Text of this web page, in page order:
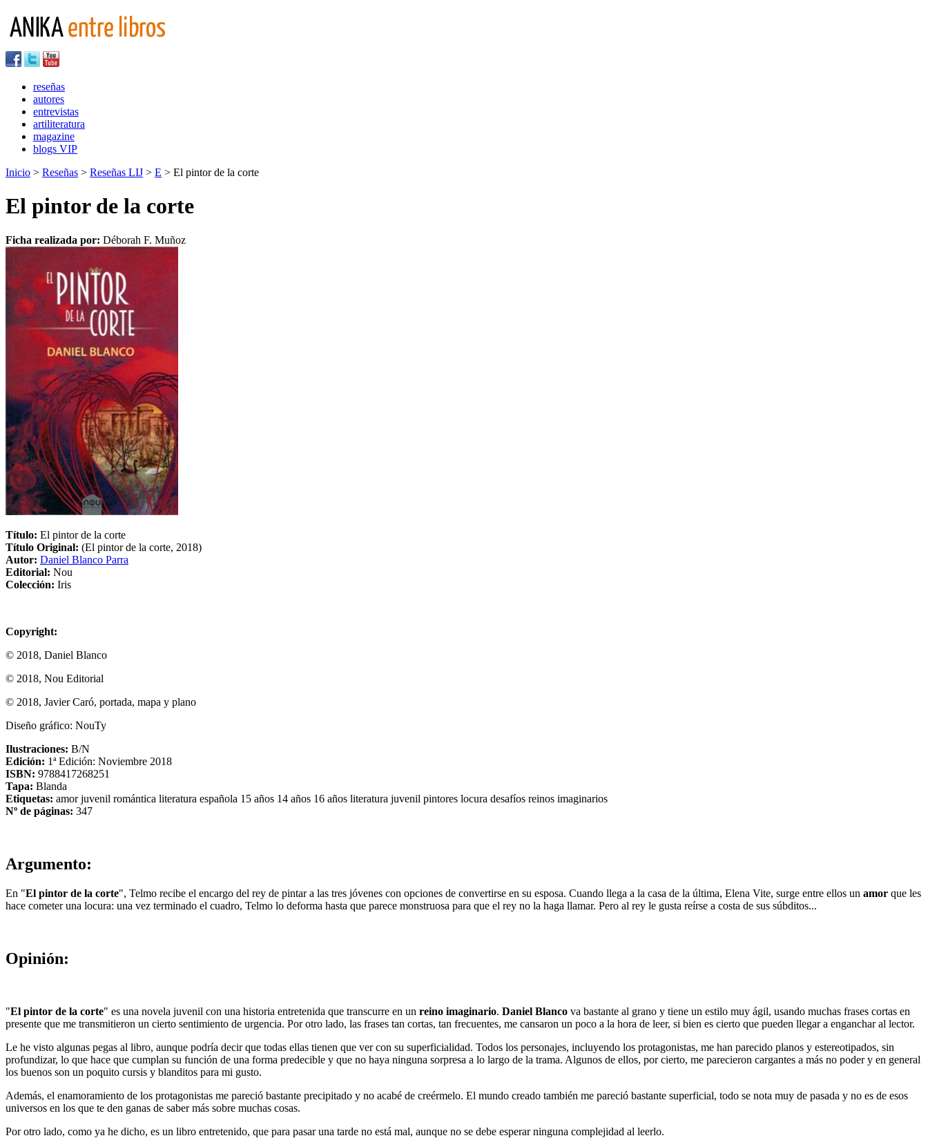
reseñas
autores
entrevistas
artiliteratura
magazine
blogs VIP
Inicio > Reseñas > Reseñas LIJ > E > El pintor de la corte
El pintor de la corte
Ficha realizada por: Déborah F. Muñoz
Título: El pintor de la corte
Título Original: (El pintor de la corte, 2018)
Autor: Daniel Blanco Parra
Editorial: Nou
Colección: Iris
Copyright:
© 2018, Daniel Blanco
© 2018, Nou Editorial
© 2018, Javier Caró, portada, mapa y plano
Diseño gráfico: NouTy
Ilustraciones: B/N
Edición: 1ª Edición: Noviembre 2018
ISBN: 9788417268251​
Tapa: Blanda
Etiquetas: amorjuvenil romántica literatura española 15 años 14 años 16 años literatura juvenil pintores locura desafíos reinos imaginarios
Nº de páginas: 347
Argumento:
En "El pintor de la corte", Telmo recibe el encargo del rey de pintar a las tres jóvenes con opciones de convertirse en su esposa. Cuando llega a la casa de la última, Elena Vite, surge entre ellos un amor que les
hace cometer una locura: una vez terminado el cuadro, Telmo lo deforma hasta que parece monstruosa para que el rey no la haga llamar. Pero al rey le gusta reírse a costa de sus súbditos...
Opinión:
"El pintor de la corte" es una novela juvenil con una historia entretenida que transcurre en un reino imaginario. Daniel Blanco va bastante al grano y tiene un estilo muy ágil, usando muchas frases cortas en
presente que me transmitieron un cierto sentimiento de urgencia. Por otro lado, las frases tan cortas, tan frecuentes, me cansaron un poco a la hora de leer, si bien es cierto que pueden llegar a enganchar al lector.
Le he visto algunas pegas al libro, aunque podría decir que todas ellas tienen que ver con su superficialidad. Todos los personajes, incluyendo los protagonistas, me han parecido planos y estereotipados, sin
profundizar, lo que hace que cumplan su función de una forma predecible y que no haya ninguna sorpresa a lo largo de la trama. Algunos de ellos, por cierto, me parecieron cargantes a más no poder y en general
los buenos son un poquito cursis y blanditos para mi gusto.
Además, el enamoramiento de los protagonistas me pareció bastante precipitado y no acabé de creérmelo. El mundo creado también me pareció bastante superficial, todo se nota muy de pasada y no es de esos
universos en los que te den ganas de saber más sobre muchas cosas.
Por otro lado, como ya he dicho, es un libro entretenido, que para pasar una tarde no está mal, aunque no se debe esperar ninguna complejidad al leerlo.